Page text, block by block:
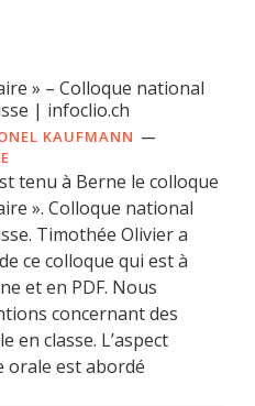
» – Colloque national
| infoclio.ch
KAUFMANN
tenu à Berne le colloque
». Colloque national
Timothée Olivier a
ce colloque qui est à
et en PDF. Nous
concernant des
en classe. L’aspect
orale est abordé